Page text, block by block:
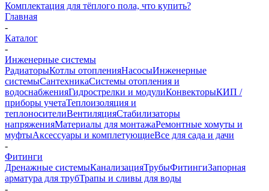
Комплектация для тёплого пола, что купить?
Главная
-
Каталог
-
Инженерные системы
РадиаторыКотлы отопленияНасосыИнженерные
системыСантехникаСистемы отопления и
водоснабженияГидрострелки и модулиКонвекторыКИП /
приборы учетаТеплоизоляция и
теплоносителиВентиляцияСтабилизаторы
напряженияМатериалы для монтажаРемонтные хомуты и
муфтыАксессуары и комплетующиеВсе для сада и дачи
-
Фитинги
Дренажные системыКанализацияТрубыФитингиЗапорная
арматура для трубТрапы и сливы для воды
-